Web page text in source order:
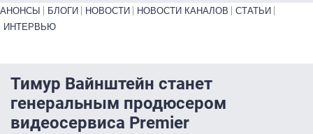
Primary links bottom
АНОНСЫ БЛОГИ НОВОСТИ НОВОСТИ КАНАЛОВ
СТАТЬИ
ИНТЕРВЬЮ
Тимур Вайнштейн станет
генеральным продюсером
видеосервиса Premier